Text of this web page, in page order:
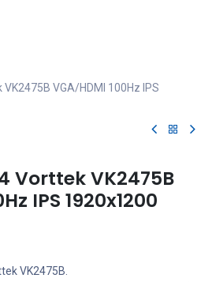
VGA/HDMI 100Hz IPS
Vorttek VK2475B
IPS 1920x1200
VK2475B.